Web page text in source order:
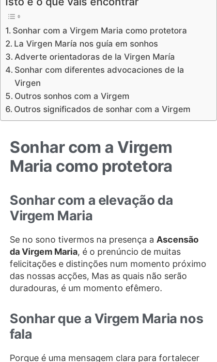
Sonhar com a Virgem Maria como protetora
La Virgen María nos guía em sonhos
Adverte orientadoras de la Virgen María
Sonhar com diferentes advocaciones de la
Virgen
Outros sonhos com a Virgem
Outros significados de sonhar com a Virgem
Sonhar com a Virgem
Maria como protetora
Sonhar com a elevação da
Virgem Maria
Se no sono tivermos na presença a Ascensão
da Virgem Maria, é o prenúncio de muitas
felicitações e distinções num momento próximo
das nossas acções, Mas as quais não serão
duradouras, é um momento efêmero.
Sonhar que a Virgem Maria nos
fala
Porque é uma mensagem clara para fortalecer